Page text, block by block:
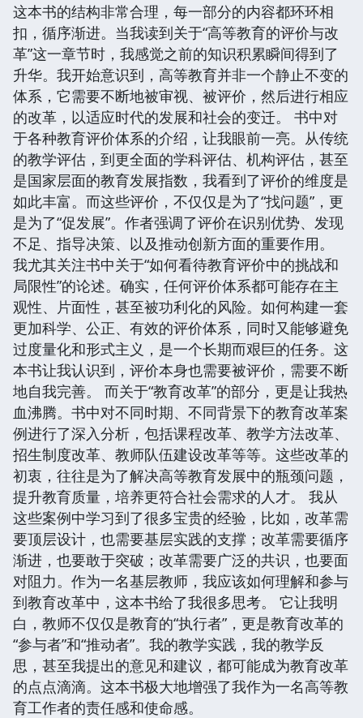
这本书的结构非常合理，每一部分的内容都环环相
扣，循序渐进。当我读到关于“高等教育的评价与改
革”这一章节时，我感觉之前的知识积累瞬间得到了
升华。我开始意识到，高等教育并非一个静止不变的
体系，它需要不断地被审视、被评价，然后进行相应
的改革，以适应时代的发展和社会的变迁。 书中对
于各种教育评价体系的介绍，让我眼前一亮。从传统
的教学评估，到更全面的学科评估、机构评估，甚至
是国家层面的教育发展指数，我看到了评价的维度是
如此丰富。而这些评价，不仅仅是为了“找问题”，更
是为了“促发展”。作者强调了评价在识别优势、发现
不足、指导决策、以及推动创新方面的重要作用。
我尤其关注书中关于“如何看待教育评价中的挑战和
局限性”的论述。确实，任何评价体系都可能存在主
观性、片面性，甚至被功利化的风险。如何构建一套
更加科学、公正、有效的评价体系，同时又能够避免
过度量化和形式主义，是一个长期而艰巨的任务。这
本书让我认识到，评价本身也需要被评价，需要不断
地自我完善。 而关于“教育改革”的部分，更是让我热
血沸腾。书中对不同时期、不同背景下的教育改革案
例进行了深入分析，包括课程改革、教学方法改革、
招生制度改革、教师队伍建设改革等等。这些改革的
初衷，往往是为了解决高等教育发展中的瓶颈问题，
提升教育质量，培养更符合社会需求的人才。 我从
这些案例中学习到了很多宝贵的经验，比如，改革需
要顶层设计，也需要基层实践的支撑；改革需要循序
渐进，也要敢于突破；改革需要广泛的共识，也要面
对阻力。作为一名基层教师，我应该如何理解和参与
到教育改革中，这本书给了我很多思考。 它让我明
白，教师不仅仅是教育的“执行者”，更是教育改革的
“参与者”和“推动者”。我的教学实践，我的教学反
思，甚至我提出的意见和建议，都可能成为教育改革
的点点滴滴。这本书极大地增强了我作为一名高等教
育工作者的责任感和使命感。